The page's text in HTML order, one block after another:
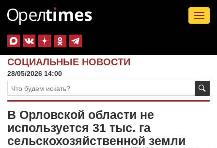
СОЦИАЛЬНЫЕ НОВОСТИ
28/05/2026 14:00
В Орловской области не
используется 31 тыс. га
сельскохозяйственной земли